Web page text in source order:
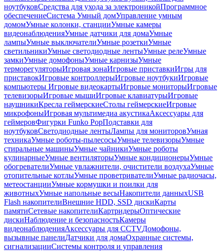
ноутбуковСредства для ухода за электроникойПрограммное
обеспечениеСистема Умный домУправление умным
домомУмные колонки, станцииУмные камеры
видеонаблюденияУмные датчики для домаУмные
лампыУмные выключателиУмные розеткиУмные
светильникиУмные светодиодные лентыУмные релеУмные
замкиУмные домофоныУмные карнизыУмные
терморегуляторыИгровая зонаИгровые приставкиИгры для
приставокИгровые контроллерыИгровые ноутбукиИгровые
компьютеры Игровые видеокартыИгровые мониторыИгровые
телевизорыИгровые мышиИгровые клавиатурыИгровые
наушникиКресла геймерскиеСтолы геймерскиеИгровые
микрофоныИгровая мультимедиа акустикаАксессуары для
геймеровФигурки Funko PopПодставки для
ноутбуковСветодиодные лентыЛампы для мониторовУмная
техникаУмные роботы-пылесосыУмные телевизорыУмные
стиральные машиныУмные чайникиУмные роботы
кулинарныеУмные вентиляторыУмные кондиционерыУмные
обогревателиУмные увлажнители, очистители воздухаУмные
отопительные котлыУмные проветривателиУмные радиочасы,
метеостанцииУмные кормушки и поилки для
животныхУмные напольные весыНакопители данныхUSB
Flash накопителиВнешние HDD, SSD дискиКарты
памятиСетевые накопителиКартридерыОптические
дискиНаблюдение и безопасностьКамеры
видеонаблюденияАксессуары для CCTVДомофоны,
вызывные панелиДатчики для домаОхранные системы,
сигнализацииСистемы контроля и управления